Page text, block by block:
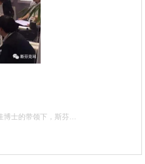
博士的带领下，斯芬…